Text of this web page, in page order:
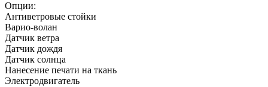
Опции:
Антиветровые стойки
Варио-волан
Датчик ветра
Датчик дождя
Датчик солнца
Нанесение печати на ткань
Электродвигатель